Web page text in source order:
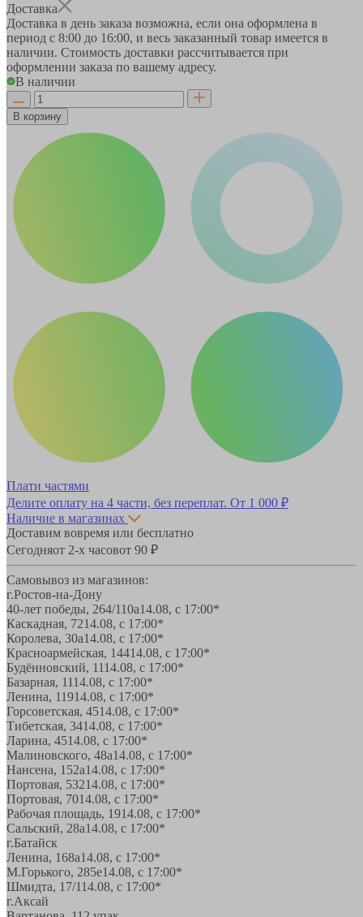
Доставка
Доставка в день заказа возможна, если она оформлена в
период с 8:00 до 16:00, и весь заказанный товар имеется в
наличии. Стоимость доставки рассчитывается при
оформлении заказа по вашему адресу.
В наличии
В корзину
Плати частями
Делите оплату на 4 части, без переплат. От 1 000 ₽
Наличие в магазинах
Доставим вовремя или бесплатно
Сегодняот 2-х часовот 90 ₽
Самовывоз из магазинов:
г.Ростов-на-Дону
40-лет победы, 264/110а14.08, с 17:00*
Каскадная, 7214.08, с 17:00*
Королева, 30а14.08, с 17:00*
Красноармейская, 14414.08, с 17:00*
Будённовский, 1114.08, с 17:00*
Базарная, 1114.08, с 17:00*
Ленина, 11914.08, с 17:00*
Горсоветская, 4514.08, с 17:00*
Тибетская, 3414.08, с 17:00*
Ларина, 4514.08, с 17:00*
Малиновского, 48а14.08, с 17:00*
Нансена, 152а14.08, с 17:00*
Портовая, 53214.08, с 17:00*
Портовая, 7014.08, с 17:00*
Рабочая площадь, 1914.08, с 17:00*
Сальский, 28a14.08, с 17:00*
г.Батайск
Ленина, 168а14.08, с 17:00*
М.Горького, 285е14.08, с 17:00*
Шмидта, 17/114.08, с 17:00*
г.Аксай